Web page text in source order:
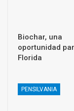
Biochar, una
oportunidad
Florida
PENSILVANIA